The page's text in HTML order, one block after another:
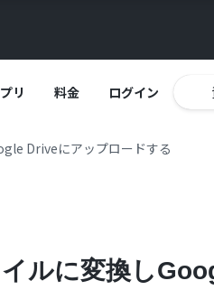
リ 料金 ログイン
Driveにアップロードする
ルに変換し